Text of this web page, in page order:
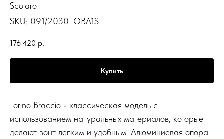
Scolaro
SKU: 091/2030TOBA1S
176 420 р.
Купить
Torino Braccio - классическая модель с
использованием натуральных материалов, которые
делают зонт легким и удобным. Алюминиевая опора